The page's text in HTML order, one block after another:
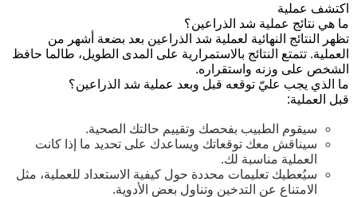
اكتشف عملية
ما هي نتائج عملية شد الذراعين؟
تظهر النتائج النهائية لعملية شد الذراعين بعد بضعة أشهر من
العملية. تتمتع النتائج بالاستمرارية على المدى الطويل، طالما حافظ
الشخص على وزنه واستقراره.
ما الذي يجب عليّ توقعه قبل وبعد عملية شد الذراعين؟
قبل العملية:
سيقوم الطبيب بفحصك وتقييم حالتك الصحية.
سيناقش معك توقعاتك ويساعدك على تحديد ما إذا كانت
العملية مناسبة لك.
سيُعطيك تعليمات محددة حول كيفية الاستعداد للعملية، مثل
الامتناع عن التدخين وتناول بعض الأدوية.